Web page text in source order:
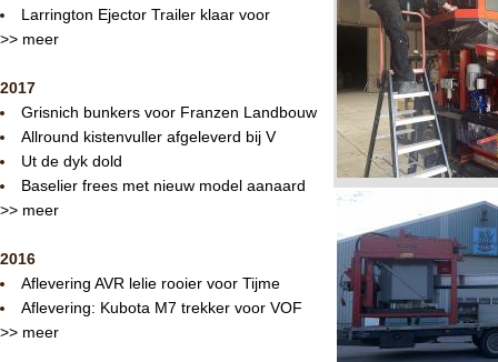
Larrington Ejector Trailer klaar voor
>> meer
2017
Grisnich bunkers voor Franzen Landbouw
Allround kistenvuller afgeleverd bij V
Ut de dyk dold
Baselier frees met nieuw model aanaard
>> meer
2016
Aflevering AVR lelie rooier voor Tijme
Aflevering: Kubota M7 trekker voor VOF
>> meer